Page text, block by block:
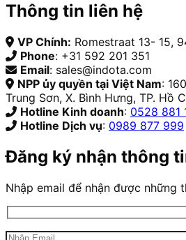
Thông tin liên hệ
VP Chính: Romestraat 13- 15,
Phone: +31 592 201 351
Email: sales@indota.com
NPP ủy quyền tại Việt Nam:
Trung Sơn, X. Bình Hưng, TP. Hồ
Hotline Kinh doanh: 0528 881
Hotline Dịch vụ: 0989 877 999
Đăng ký nhận thông
Nhập email để nhận được những